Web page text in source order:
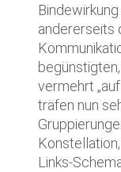
andererseits
vermehrt
träfen nun
Links-